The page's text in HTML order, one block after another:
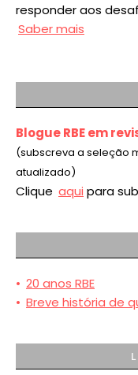
responder aos
Saber mais
Blogue RBE em
(subscreva a seleção
atualizado)
Clique aqui para
• 20 anos RBE
• Breve história de